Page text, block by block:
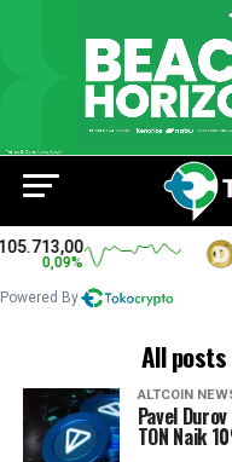
0,09 %
Powered By
All
ALTCOIN
Pavel
TON Naik